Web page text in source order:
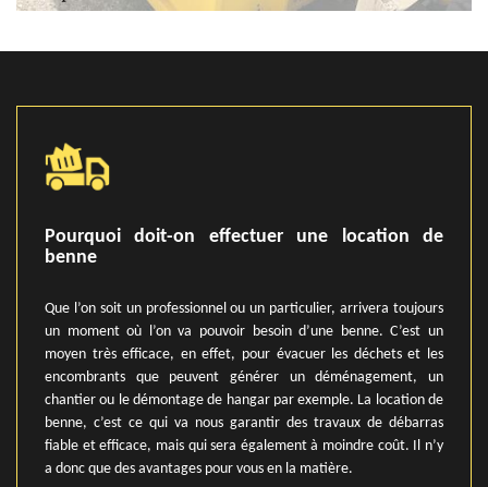
Pourquoi doit-on effectuer une location de
benne
Que l’on soit un professionnel ou un particulier, arrivera toujours
un moment où l’on va pouvoir besoin d’une benne. C’est un
moyen très efficace, en effet, pour évacuer les déchets et les
encombrants que peuvent générer un déménagement, un
chantier ou le démontage de hangar par exemple. La location de
benne, c’est ce qui va nous garantir des travaux de débarras
fiable et efficace, mais qui sera également à moindre coût. Il n’y
a donc que des avantages pour vous en la matière.